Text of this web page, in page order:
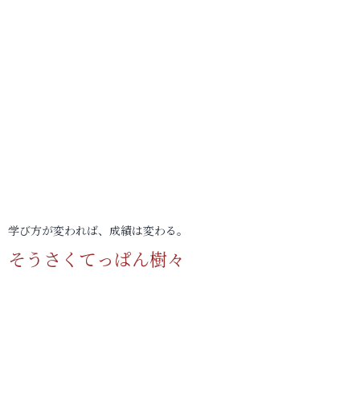
学び方が変われば、成績は変わる。
そうさくてっぱん樹々